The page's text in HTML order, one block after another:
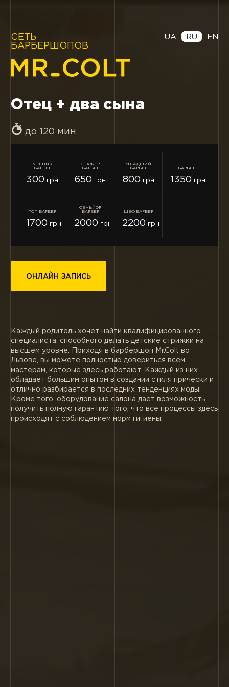
СЕТЬ
БАРБЕРШОПОВ
Отец + два сына
до 120 мин
UA RU EN
УЧЕНИК
БАРБЕР
300 грн
СТАЖЕР
БАРБЕР
650 грн
МЛАДШИЙ
БАРБЕР
800 грн
БАРБЕР
1350 грн
ТОП БАРБЕР
1700 грн
СЕНЬЙОР
БАРБЕР
2000 грн
ШЕФ БАРБЕР
2200 грн
ОНЛАЙН ЗАПИСЬ
Каждый родитель хочет найти квалифицированного
специалиста, способного делать детские стрижки на
высшем уровне. Приходя в барбершоп Mr.Colt во
Львове, вы можете полностью довериться всем
мастерам, которые здесь работают. Каждый из них
обладает большим опытом в создании стиля прически и
отлично разбирается в последних тенденциях моды.
Кроме того, оборудование салона дает возможность
получить полную гарантию того, что все процессы здесь
происходят с соблюдением норм гигиены.